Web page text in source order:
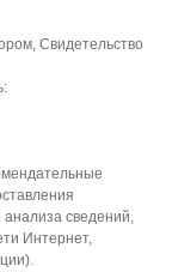
Свидетельство
сведений,
Интернет,